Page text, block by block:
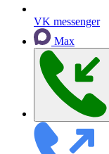
VK messenger
Max